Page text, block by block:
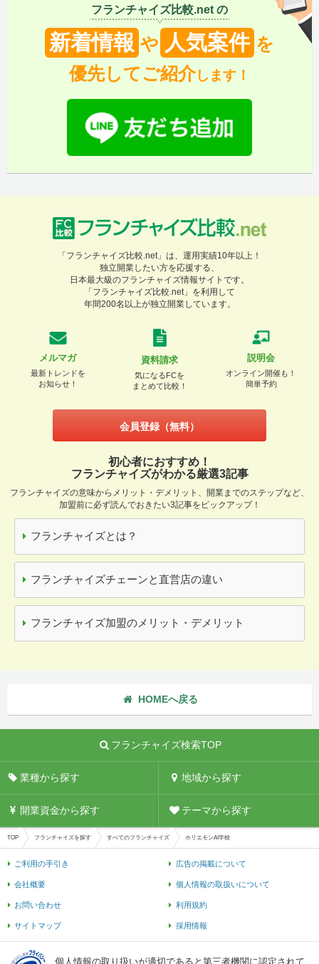
フランチャイズ比較.net の
新着情報 や 人気案件 を
優先してご紹介します！
「フランチャイズ比較.net」は、運用実績10年以上！
独立開業したい方を応援する、
日本最大級のフランチャイズ情報サイトです。
「フランチャイズ比較.net」を利用して
年間200名以上が独立開業しています。
メルマガ
最新トレンドを
お知らせ！
資料請求
気になるFCを
まとめて比較！
説明会
オンライン開催も！
簡単予約
会員登録（無料）
初心者におすすめ！
フランチャイズがわかる厳選3記事
フランチャイズの意味からメリット・デメリット、開業までのステップなど、
加盟前に必ず読んでおきたい3記事をピックアップ！
フランチャイズとは？
フランチャイズチェーンと直営店の違い
フランチャイズ加盟のメリット・デメリット
HOMEへ戻る
フランチャイズ検索TOP
業種から探す 地域から探す
開業資金から探す テーマから探す
TOP フランチャイズを探す すべてのフランチャイズ ホリエモンAI学校
ご利用の手引き 広告の掲載について
会社概要 個人情報の取扱いについて
お問い合わせ 利用規約
サイトマップ 採用情報
個人情報の取り扱いが適切であると第三者機関に認定されて